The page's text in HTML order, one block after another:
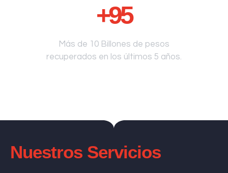
+95
Más de 10 Billones de pesos
recuperados en los últimos 5 años.
Nuestros Servicios